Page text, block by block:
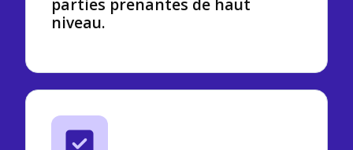
parties prenantes de haut
niveau.